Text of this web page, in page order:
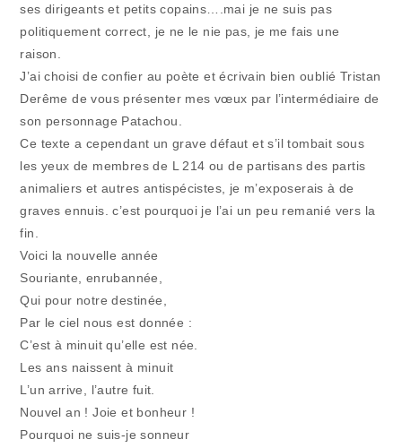
ses dirigeants et petits copains….mai je ne suis pas
politiquement correct, je ne le nie pas, je me fais une
raison.
J’ai choisi de confier au poète et écrivain bien oublié Tristan
Derême de vous présenter mes vœux par l’intermédiaire de
son personnage Patachou.
Ce texte a cependant un grave défaut et s’il tombait sous
les yeux de membres de L 214 ou de partisans des partis
animaliers et autres antispécistes, je m’exposerais à de
graves ennuis. c’est pourquoi je l’ai un peu remanié vers la
fin.
Voici la nouvelle année
Souriante, enrubannée,
Qui pour notre destinée,
Par le ciel nous est donnée :
C’est à minuit qu’elle est née.
Les ans naissent à minuit
L’un arrive, l’autre fuit.
Nouvel an ! Joie et bonheur !
Pourquoi ne suis-je sonneur